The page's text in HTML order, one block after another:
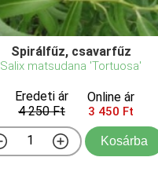
Spirálfűz, csavarfűz
Salix matsudana 'Tortuosa'
Eredeti ár
4 250 Ft
Online ár
3 450 Ft
Kosárba